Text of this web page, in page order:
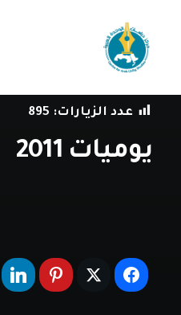
فيالعمل العربي المشترك
عدد الزيارات: 895
يوميات 2011